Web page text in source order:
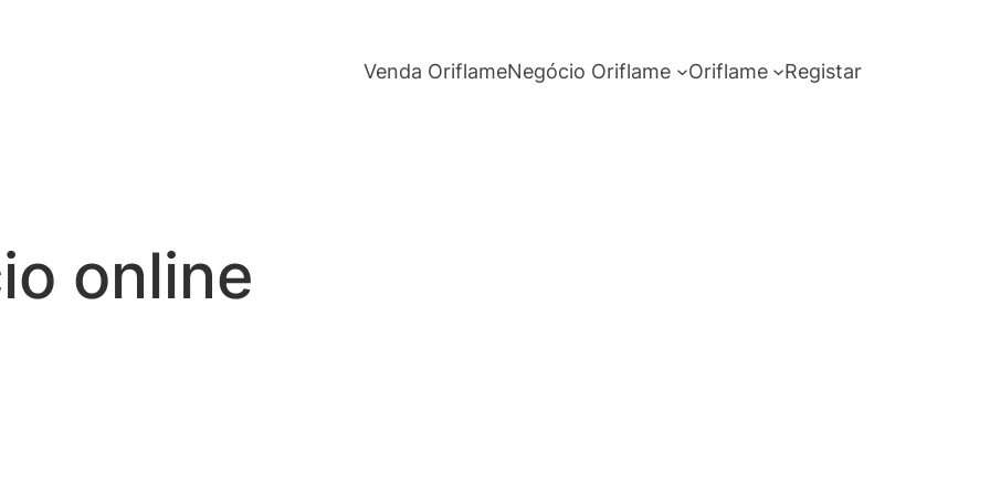
Venda OriflameNegócio Oriflame Oriflame Registar
online